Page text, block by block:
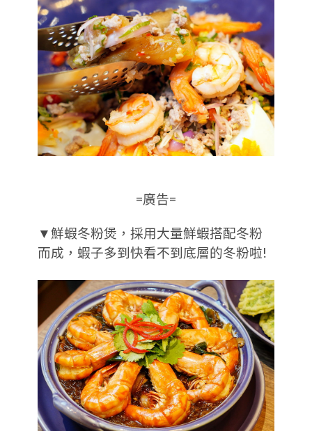
=廣告=
▼鮮蝦冬粉煲，採用大量鮮蝦搭配冬粉
而成，蝦子多到快看不到底層的冬粉啦!